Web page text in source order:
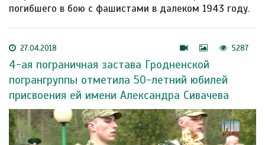
погибшего в бою с фашистами в далеком 1943 году.
27.04.2018 5287
4-ая пограничная застава Гродненской
погрангруппы отметила 50-летний юбилей
присвоения ей имени Александра Сивачева